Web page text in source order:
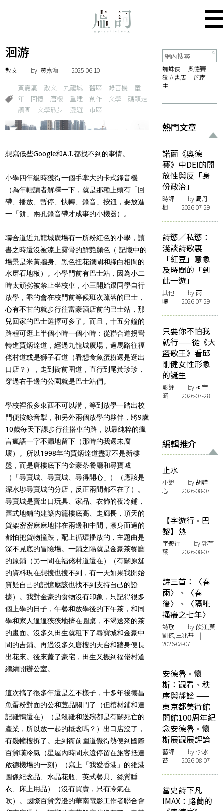
洄游
散文 | by 黃嘉瀛 | 2025-06-10
黃嘉瀛 散文 九龍城 舊區 錄音機
童
年
回憶 唐樓 重建 創作 文學
碼頭走
讀團
文學散步 漫遊 市區
想寫低些Google和A.I.都找不到的事情。
小學四年級時獲得一個手掌大的卡式錄音機
（為年輕讀者解釋一下，就是那種上頭有「回
帶、播放、暫停、快轉、錄音」按鈕，要放進
一「餅」兩孔錄音帶才成事的小機器）。
聯合道近九龍城廣場有一所粉紅色的小學，讀
書之時還沒被漆上露骨的鮮艷顏色（ 記憶中的
場景是米黃牆身、黑色扭花鐵閘和綠白相間的
水磨石地板）。小學門前有巴士站，因為小二
時太頑劣被禁止坐校車，小三開始跟同學自行
放學，乖的會在校門前等候班次疏落的巴士，
心有不甘的就步行往富豪酒店前的巴士站，那
兒回家的巴士選擇可多了。而且，十五分鐘的
路程可逛上半個小時一個小時：從聯合道拐彎
轉進賈炳達道，經過九龍城廣場，過馬路往福
佬村道或是獅子石道（看想食魚蛋粉還是逛出
口店？），走到衙前圍道，直行到尾黃珍珍，
穿過右手邊的公園就是巴士站們。
學校裡很多東西不可以講，等到放學一踏出校
門便按錄音掣，和另外兩個放學的夥伴，將9歲
10歲每天下課步行往搭車的路，以最純粹的瘋
言瘋語一字不漏地留下（那時的我還未腐
壞）。所以1998年的賈炳達道盡頭不是新樓
盤，而是唐樓底下的金豪茶餐廳和尋寶城
（「尋寶城、尋寶城、尋得開心」）（應該是
深水埗尋寶城的分店，反正兩間都不在了）。
尋寶城是賣出口玩具、家品、衣飾的夜冷鋪，
舊式地鋪的建築內籠樓底高、走廊長，頂天的
貨架密密麻麻地排在兩邊和中間，擦身而過的
都怕把貨物撞跌，配上循環播放的，主題曲是
深不見底的冒險場。一鋪之隔就是金豪茶餐廳
的原鋪（另一間在福佬村道還在）（有關原舖
的資料現在想搜也搜不到，有一天如果我開始
質疑自己的記憶應該也找不到支持自己的證
據）。我對金豪的食物沒有印象，只記得很多
個上學的日子，午餐和放學後的下午茶，和同
學和家人逼逼狹狹地擠在圓桌，不渴送來的茶
的畫面。沒多久田生就租下了尋寶城和金豪中
間的吉鋪。再過沒多久唐樓的天台和牆身便長
出花來。後來蓋了豪宅，田生又搬到福佬村道
繼續開辦公室。
這次搞了很多年還是差不樣子，十多年後德昌
魚蛋粉對面的公和荳品關門了（但棺材鋪和達
記雞鴨還在）（是殺雞和送殯都是有關死亡的
產業，所以放一起的概念嗎？）出口店沒了，
有幾幢樓拆了。走到衙前圍道覺得熱便到國際
百貨嘆冷氣（星屋內時間永遠停留在旅客抵達
啟德機場的一刻）（寫上「我愛香港」的維港
圖像紀念品、水晶花瓶、英式餐具、絲質睡
衣、床上用品）（沒有買賣，只有冷氣在
吹）。國際百貨旁邊的華南電影工作者聯合會
蜘蛛俠
奧德賽
獨立書店
施南
生
熱門文章
諾蘭《奧德
賽》中DEI的開
放性與反「身
份政治」
時評 | by周丹
楓 | 2026-07-29
詩慾／私慾：
淺談詩歌裏
「紅豆」意象
及時間的「到
此一遊」
其他 | by 雨
曦 | 2026-07-29
只要你不怕我
就行——從《大
盜歌王》看邱
剛健女性形象
的誕生
影評 | by 柯宇
涵 | 2026-07-28
編輯推介
止水
小說 | by 胡韡
心 | 2026-08-07
【字遊行·巴
黎】熱
字遊行 | by 郭芊
葉 | 2026-08-07
詩三首：〈春
雨〉、〈春
後〉、〈隔靴
搔癢之七年〉
詩歌 | by 飲江,莫
凱傑,王兆基 |
2026-08-07
安德魯·懷
斯：觀看、秩
序與靜謐 ——
東京都美術館
開館100周年紀
念安德魯·懷
斯展觀展評論
藝評 | by 李冰
苔 | 2026-08-07
當史詩下凡
IMAX：路蘭的